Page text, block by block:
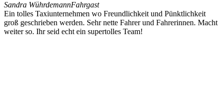
Sandra WührdemannFahrgast
Ein tolles Taxiunternehmen wo Freundlichkeit und Pünktlichkeit
groß geschrieben werden. Sehr nette Fahrer und Fahrerinnen. Macht
weiter so. Ihr seid echt ein supertolles Team!